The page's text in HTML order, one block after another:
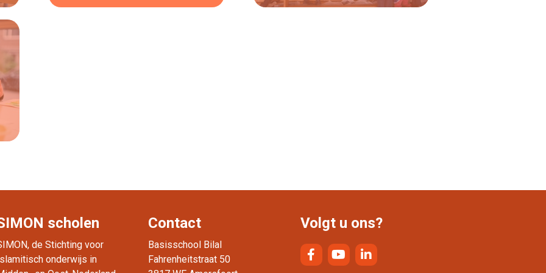
scholen
de Stichting voor
onderwijs in
Contact
Basisschool Bilal
Fahrenheitstraat 50
Volgt u ons?